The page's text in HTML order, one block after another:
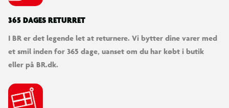
365 DAGES RETURRET
I BR er det legende let at returnere. Vi bytter dine varer med
et smil inden for 365 dage, uanset om du har købt i butik
eller på BR.dk.